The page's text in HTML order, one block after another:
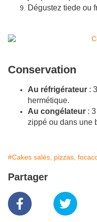
Dégustez tiede ou
Conservation
Au réfrigérateur :
hermétique.
Au congélateur :
zippé ou dans une
#Cakes salés, pizzas,
Partager